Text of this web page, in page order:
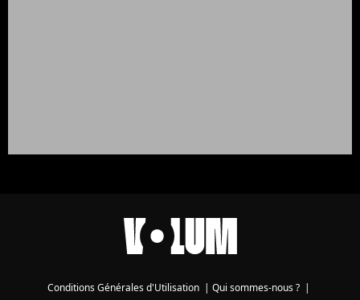
Conditions Générales d'Utilisation | Qui sommes-nous ? |